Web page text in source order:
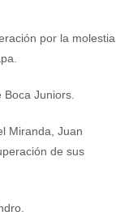
por la molestia
Boca Juniors.
Miranda, Juan
de sus